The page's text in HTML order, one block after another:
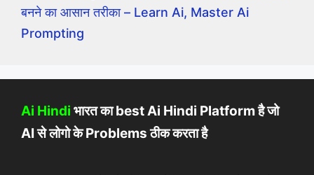
बनने का आसान तरीका – Learn Ai, Master Ai
Prompting
Ai Hindi भारत का best Ai Hindi Platform है जो
AI से लोगो के Problems ठीक करता है